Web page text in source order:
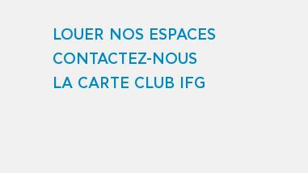
LOUER NOS ESPACES
CONTACTEZ-NOUS
LA CARTE CLUB IFG